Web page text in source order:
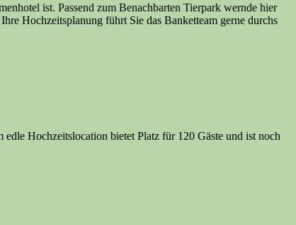
ist. Passend zum Benachbarten Tierpark wernde hier
Hochzeitsplanung führt Sie das Banketteam gerne durchs
Hochzeitslocation bietet Platz für 120 Gäste und ist noch